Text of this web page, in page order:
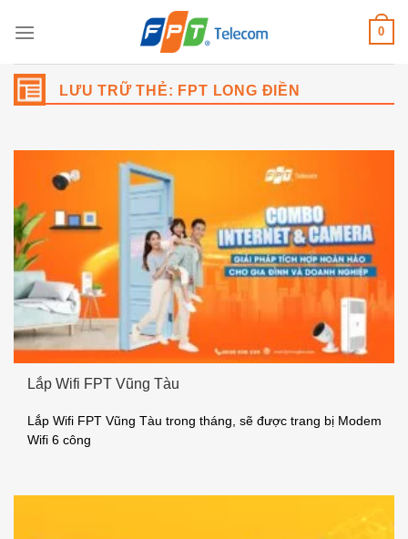
qua
dung
0
LƯU TRỮ THẺ: FPT LONG ĐIỀN
Lắp Wifi FPT Vũng Tàu
Lắp Wifi FPT Vũng Tàu trong tháng, sẽ được trang bị Modem
Wifi 6 công